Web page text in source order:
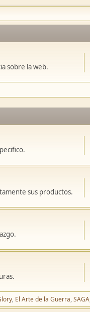
sobre la web.
sus productos.
El Arte de la Guerra SAGA